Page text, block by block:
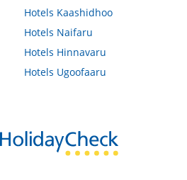
Hotels Kaashidhoo
Hotels Naifaru
Hotels Hinnavaru
Hotels Ugoofaaru